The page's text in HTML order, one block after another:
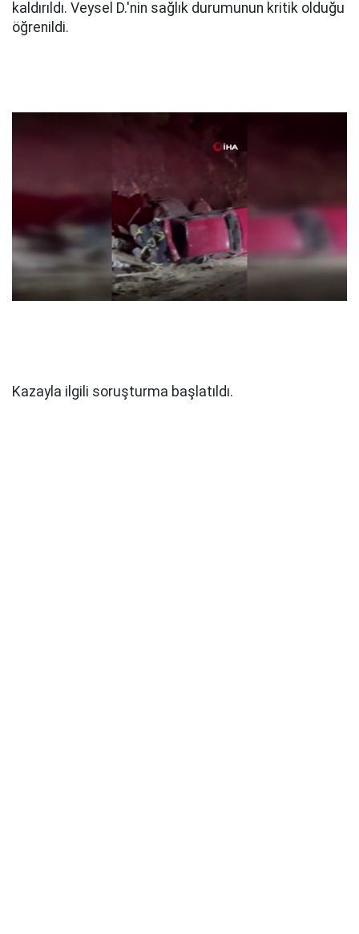
kaldırıldı. Veysel D.'nin sağlık durumunun kritik olduğu
öğrenildi.
Kazayla ilgili soruşturma başlatıldı.